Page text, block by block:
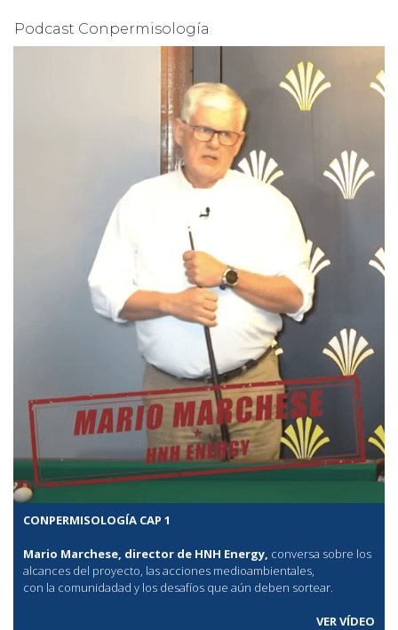
Podcast Conpermisología
CONPERMISOLOGÍA CAP 1
Mario Marchese, director de HNH Energy, conversa sobre los
alcances del proyecto, las acciones medioambientales,
con la comunidadad y los desafíos que aún deben sortear.
VER VÍDEO